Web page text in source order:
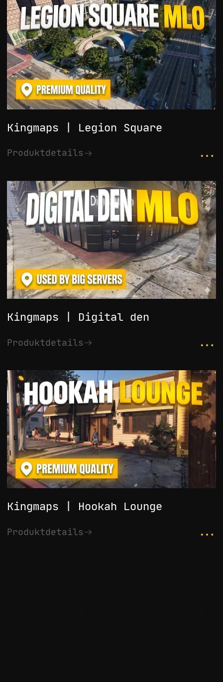
Kingmaps | Legion Square
Produktdetails ...
Kingmaps | Digital den
Produktdetails ...
Kingmaps | Hookah Lounge
Produktdetails ...